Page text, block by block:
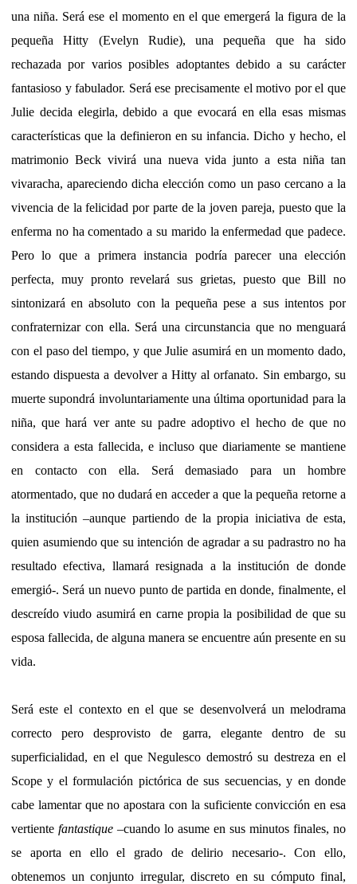
una niña. Será ese el momento en el que emergerá la figura de la
pequeña Hitty (Evelyn Rudie), una pequeña que ha sido
rechazada por varios posibles adoptantes debido a su carácter
fantasioso y fabulador. Será ese precisamente el motivo por el que
Julie decida elegirla, debido a que evocará en ella esas mismas
características que la definieron en su infancia. Dicho y hecho, el
matrimonio Beck vivirá una nueva vida junto a esta niña tan
vivaracha, apareciendo dicha elección como un paso cercano a la
vivencia de la felicidad por parte de la joven pareja, puesto que la
enferma no ha comentado a su marido la enfermedad que padece.
Pero lo que a primera instancia podría parecer una elección
perfecta, muy pronto revelará sus grietas, puesto que Bill no
sintonizará en absoluto con la pequeña pese a sus intentos por
confraternizar con ella. Será una circunstancia que no menguará
con el paso del tiempo, y que Julie asumirá en un momento dado,
estando dispuesta a devolver a Hitty al orfanato. Sin embargo, su
muerte supondrá involuntariamente una última oportunidad para la
niña, que hará ver ante su padre adoptivo el hecho de que no
considera a esta fallecida, e incluso que diariamente se mantiene
en contacto con ella. Será demasiado para un hombre
atormentado, que no dudará en acceder a que la pequeña retorne a
la institución –aunque partiendo de la propia iniciativa de esta,
quien asumiendo que su intención de agradar a su padrastro no ha
resultado efectiva, llamará resignada a la institución de donde
emergió-. Será un nuevo punto de partida en donde, finalmente, el
descreído viudo asumirá en carne propia la posibilidad de que su
esposa fallecida, de alguna manera se encuentre aún presente en su
vida.
Será este el contexto en el que se desenvolverá un melodrama
correcto pero desprovisto de garra, elegante dentro de su
superficialidad, en el que Negulesco demostró su destreza en el
Scope y el formulación pictórica de sus secuencias, y en donde
cabe lamentar que no apostara con la suficiente convicción en esa
vertiente fantastique –cuando lo asume en sus minutos finales, no
se aporta en ello el grado de delirio necesario-. Con ello,
obtenemos un conjunto irregular, discreto en su cómputo final,